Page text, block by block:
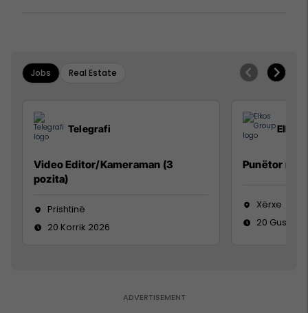
Jobs Real Estate
Telegrafi
Video Editor/Kameraman (3
pozita)
Prishtinë
20 Korrik 2026
Elkos
Punëtor në
Xërxe
20 Gusht